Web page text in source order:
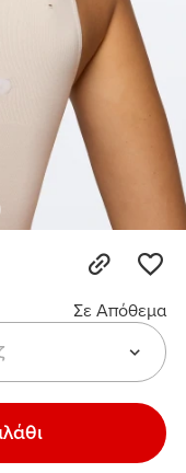
Σε Απόθεμα